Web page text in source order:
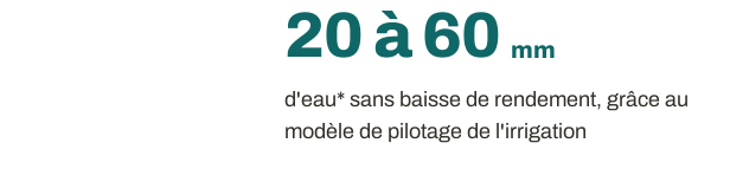
20 à 60 mm
d'eau* sans baisse de rendement, grâce au
modèle de pilotage de l'irrigation